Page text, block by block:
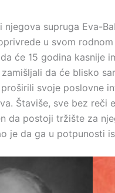
njegova supruga Eva-
u svom
će 15 godina kasnije
da će blisko
svoje poslovne
Štaviše, sve bez reči
da postoji tržište za
je da ga u potpunosti